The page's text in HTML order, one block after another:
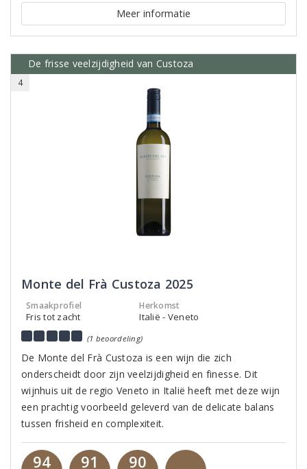
Meer informatie
De frisse veelzijdigheid van Custoza
4
Monte del Frà Custoza 2025
Smaakprofiel
Fris tot zacht
Herkomst
Italië - Veneto
(1 beoordeling)
De Monte del Frà Custoza is een wijn die zich
onderscheidt door zijn veelzijdigheid en finesse. Dit
wijnhuis uit de regio Veneto in Italië heeft met deze wijn
een prachtig voorbeeld geleverd van de delicate balans
tussen frisheid en complexiteit.
94 91 90